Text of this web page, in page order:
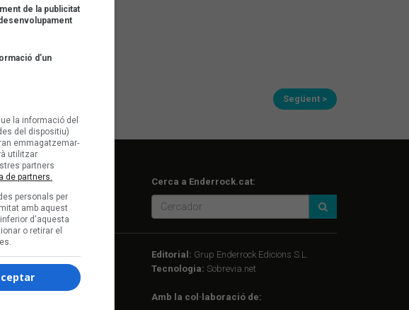
Següent >
a: Cerca a Enderrock.cat:
OJD
Editorial: Grup Enderrock Edicions S.L.
Tecnologia: Sobrevia.net
Amb la col·laboració de:
de la publicitat
d’un
la informació del
del dispositiu)
emmagatzemar-
utilitzar
partners
de partners.
personals per
amb aquest
d'aquesta
o retirar el